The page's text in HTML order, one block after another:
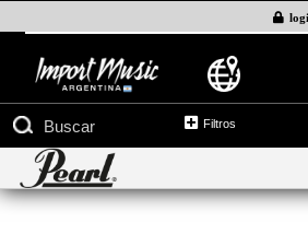
Filtros